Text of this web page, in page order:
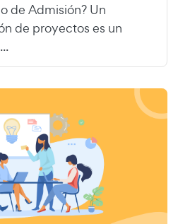
de Admisión? Un
de proyectos es un